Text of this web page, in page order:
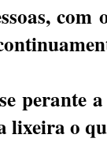
perante
lixeira o